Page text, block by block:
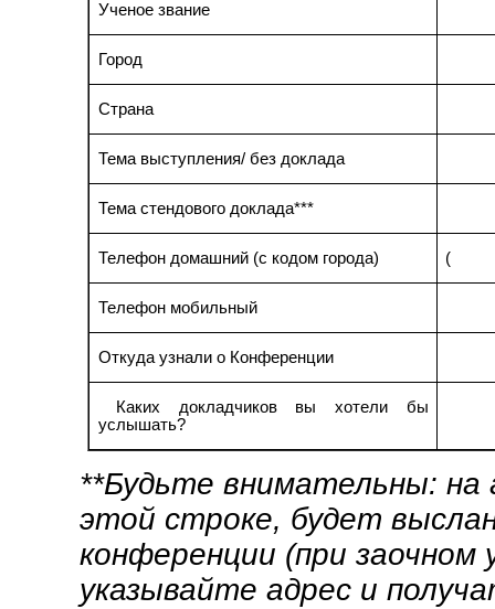
Ученое звание
Город
Страна
Тема выступления/ без доклада
Тема стендового доклада***
Телефон домашний (с кодом города) (
Телефон мобильный
Откуда узнали о Конференции
Каких докладчиков вы хотели бы
услышать?
**Будьте внимательны: на
этой строке, будет
конференции (при заочном
указывайте адрес и